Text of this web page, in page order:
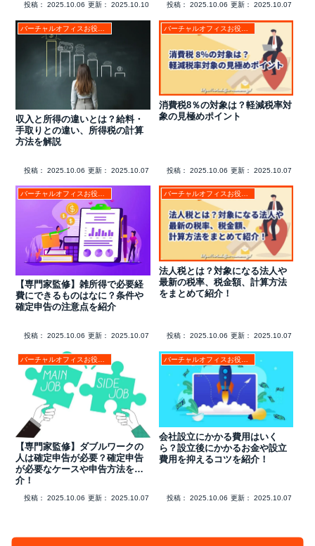
投稿： 2025.10.06 更新： 2025.10.10 投稿： 2025.10.06 更新： 2025.10.07
収入と所得の違いとは？給料・
手取りとの違い、所得税の計算
方法を解説
投稿： 2025.10.06 更新： 2025.10.07
消費税8％の対象は？軽減税率対
象の見極めポイント
投稿： 2025.10.06 更新： 2025.10.07
バーチャルオフィスお役立ちコラム
【専門家監修】雑所得で必要経
費にできるものはなに？条件や
確定申告の注意点を紹介
投稿： 2025.10.06 更新： 2025.10.07
バーチャルオフィスお役立ちコラム
法人税とは？対象になる法人や
最新の税率、税金額、計算方法
をまとめて紹介！
投稿： 2025.10.06 更新： 2025.10.07
【専門家監修】ダブルワークの
人は確定申告が必要？確定申告
が必要なケースや申告方法を紹
介！
投稿： 2025.10.06 更新： 2025.10.07
会社設立にかかる費用はいく
ら？設立後にかかるお金や設立
費用を抑えるコツを紹介！
投稿： 2025.10.06 更新： 2025.10.07